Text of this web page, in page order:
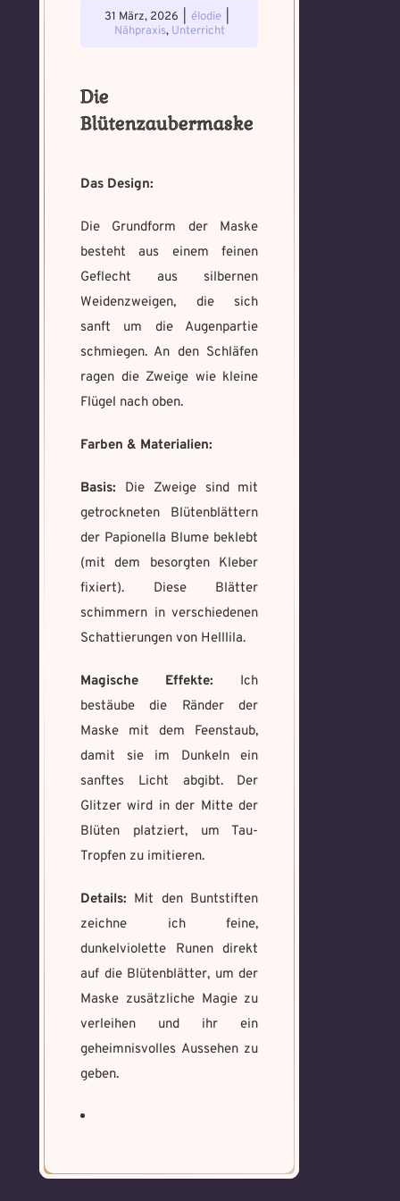
31 März, 2026 élodie
Nähpraxis, Unterricht
Die
Blütenzaubermaske
Das Design:
Die Grundform der Maske
besteht aus einem feinen
Geflecht aus silbernen
Weidenzweigen, die sich
sanft um die Augenpartie
schmiegen. An den Schläfen
ragen die Zweige wie kleine
Flügel nach oben.
Farben & Materialien:
Basis: Die Zweige sind mit
getrockneten Blütenblättern
der Papionella Blume beklebt
(mit dem besorgten Kleber
fixiert). Diese Blätter
schimmern in verschiedenen
Schattierungen von Helllila.
Magische Effekte: Ich
bestäube die Ränder der
Maske mit dem Feenstaub,
damit sie im Dunkeln ein
sanftes Licht abgibt. Der
Glitzer wird in der Mitte der
Blüten platziert, um Tau-
Tropfen zu imitieren.
Details: Mit den Buntstiften
zeichne ich feine,
dunkelviolette Runen direkt
auf die Blütenblätter, um der
Maske zusätzliche Magie zu
verleihen und ihr ein
geheimnisvolles Aussehen zu
geben.
Voraussetzung:
Magische
Wo gefunden? *
Wie bist du darauf
und wie bannst du es?
500 Zeichen.
Mandala senden
types: gif,jpeg,png,jpg,pdf | Min
number of file: 1
Absenden
Wähle ein beliebiges
Mandala und male es
bannen.
Weitere Mandala findest du
hier:
https://mondaymandala.com/m/
Voraussetzung:
Verteidigungsstunde
Benutzername
Wo gefunden? *
Wie fängst du die Chaos
Bitte schreibe eine kleine Geschichte
Memory Screenshot
senden
types: gif,jpeg,png,jpg,pdf | Min
Datei wählen
Absenden
nur mit, wenn du ihn wirklich benötigst.
Benutzername *
Welches Item und für welche
Aufgabe? *
Absenden